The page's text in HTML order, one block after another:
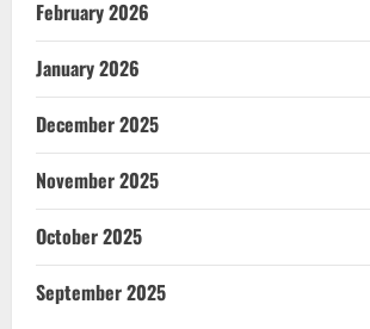
February 2026
January 2026
December 2025
November 2025
October 2025
September 2025